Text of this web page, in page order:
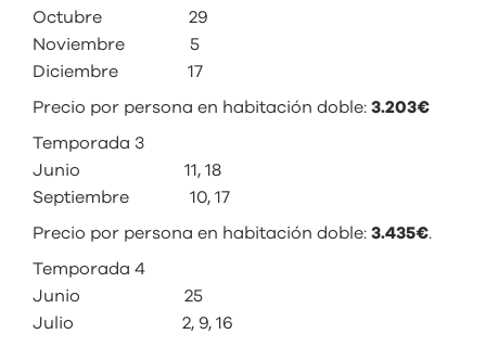
Octubre 29
Noviembre 5
Diciembre 17
Precio por persona en habitación doble: 3.203€
Temporada 3
Junio 11, 18
Septiembre 10, 17
Precio por persona en habitación doble: 3.435€.
Temporada 4
Junio 25
Julio 2, 9, 16